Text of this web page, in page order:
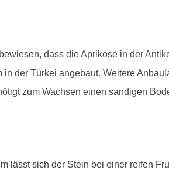
dass die Aprikose in der
der Türkei angebaut. Weitere
zum Wachsen einen sandigen
lässt sich der Stein bei einer reifen